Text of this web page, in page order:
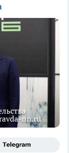
nn.ru